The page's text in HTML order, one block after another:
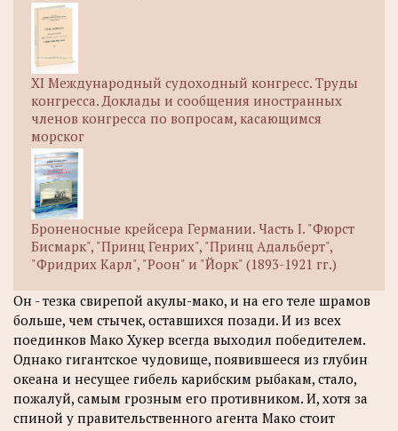
XI Международный судоходный конгресс. Труды
конгресса. Доклады и сообщения иностранных
членов конгресса по вопросам, касающимся
морског
Броненосные крейсера Германии. Часть I. "Фюрст
Бисмарк", "Принц Генрих", "Принц Адальберт",
"Фридрих Карл", "Роон" и "Йорк" (1893-1921 гг.)
Он - тезка свирепой акулы-мако, и на его теле шрамов
больше, чем стычек, оставшихся позади. И из всех
поединков Мако Хукер всегда выходил победителем.
Однако гигантское чудовище, появившееся из глубин
океана и несущее гибель карибским рыбакам, стало,
пожалуй, самым грозным его противником. И, хотя за
спиной у правительственного агента Мако стоит